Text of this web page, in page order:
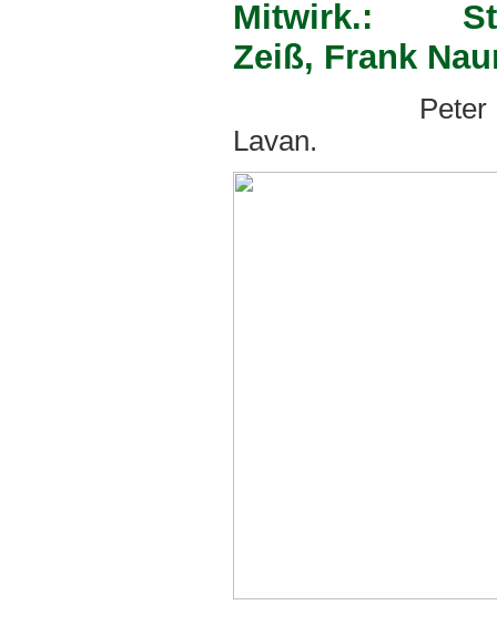
Mitwirk.:
Zeiß, Frank
Peter Flos,
Lavan.